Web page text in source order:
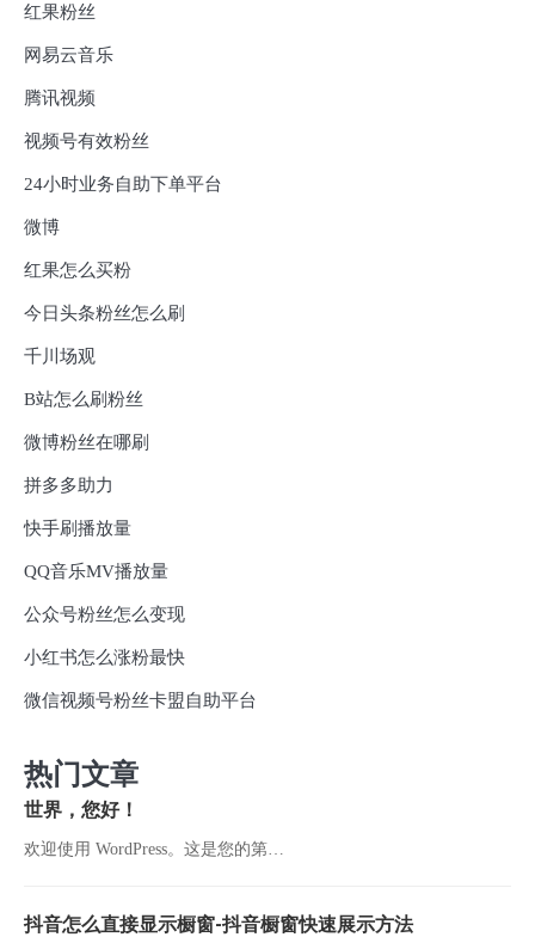
红果粉丝
网易云音乐
腾讯视频
视频号有效粉丝
24小时业务自助下单平台
微博
红果怎么买粉
今日头条粉丝怎么刷
千川场观
B站怎么刷粉丝
微博粉丝在哪刷
拼多多助力
快手刷播放量
QQ音乐MV播放量
公众号粉丝怎么变现
小红书怎么涨粉最快
微信视频号粉丝卡盟自助平台
热门文章
世界，您好！
欢迎使用 WordPress。这是您的第…
抖音怎么直接显示橱窗-抖音橱窗快速展示方法